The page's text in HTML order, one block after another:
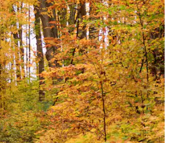
e para baixo do teclado ou tocando e deslizando